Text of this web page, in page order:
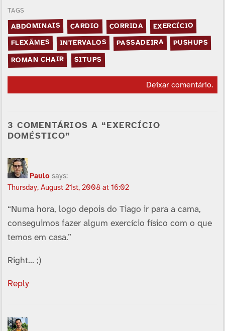
TAGS
ABDOMINAIS CARDIO CORRIDA EXERCÍCIO
FLEXÃΜES INTERVALOS PASSADEIRA PUSHUPS
ROMAN CHAIR SITUPS
Deixar comentário.
3 COMENTÁRIOS A “EXERCÍ­CIO
DOMÉSTICO”
Paulo says:
Thursday, August 21st, 2008 at 16:02
“Numa hora, logo depois do Tiago ir para a cama,
conseguimos fazer algum exercí­cio fí­sico com o que
temos em casa.”
Right… ;)
Reply